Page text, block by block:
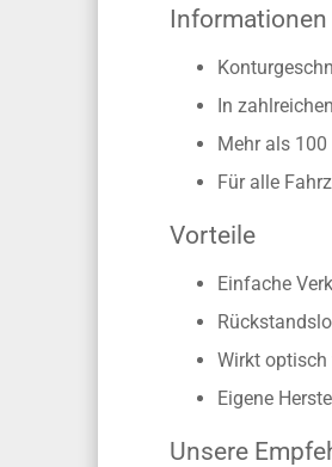
In
Mehr als
Für alle
Vorteile
Einfache
Wirkt
Eigene
Unsere